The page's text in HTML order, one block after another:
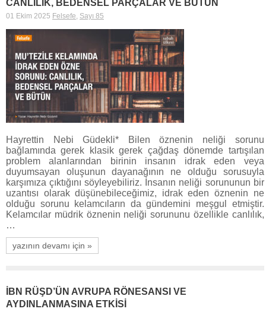
CANLILIK, BEDENSEL PARÇALAR VE BÜTÜN
01 Ekim 2025 Felsefe, Sayı 85
Hayrettin Nebi Güdekli* Bilen öznenin neliği sorunu
bağlamında gerek klasik gerek çağdaş dönemde tartışılan
problem alanlarından birinin insanın idrak eden veya
duyumsayan oluşunun dayanağının ne olduğu sorusuyla
karşımıza çıktığını söyleyebiliriz. İnsanın neliği sorununun bir
uzantısı olarak düşünebileceğimiz, idrak eden öznenin ne
olduğu sorunu kelamcıların da gündemini meşgul etmiştir.
Kelamcılar müdrik öznenin neliği sorununu özellikle canlılık,
…
yazının devamı için »
İBN RÜŞD’ÜN AVRUPA RÖNESANSI VE
AYDINLANMASINA ETKİSİ